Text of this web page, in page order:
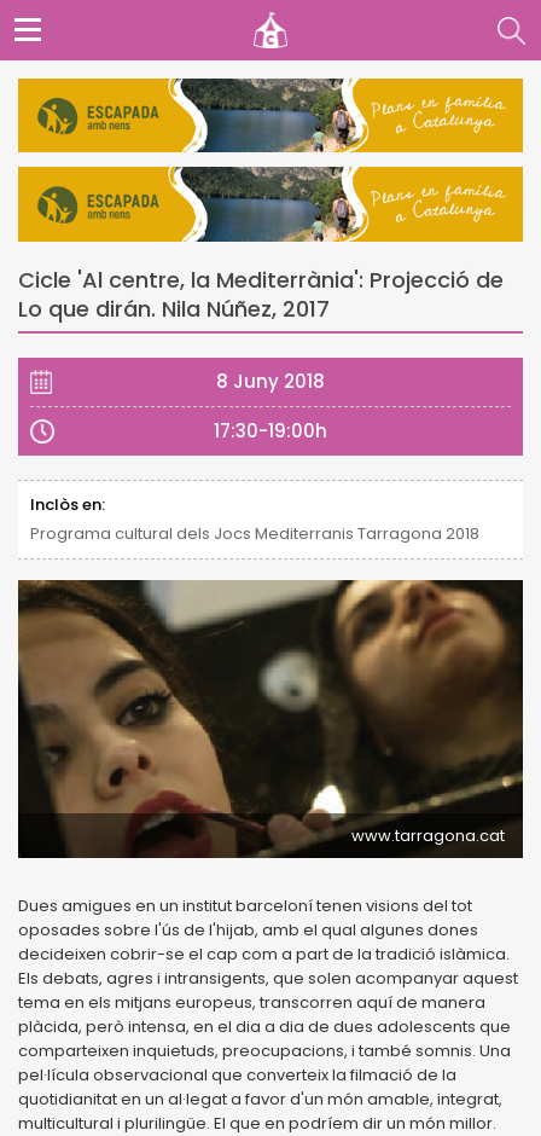
Cicle 'Al centre, la Mediterrània': Projecció de
Lo que dirán. Nila Núñez, 2017
8 Juny 2018
17:30-19:00h
Inclòs en:
Programa cultural dels Jocs Mediterranis Tarragona 2018
www.tarragona.cat
Dues amigues en un institut barceloní tenen visions del tot
oposades sobre l'ús de l'hijab, amb el qual algunes dones
decideixen cobrir-se el cap com a part de la tradició islàmica.
Els debats, agres i intransigents, que solen acompanyar aquest
tema en els mitjans europeus, transcorren aquí de manera
plàcida, però intensa, en el dia a dia de dues adolescents que
comparteixen inquietuds, preocupacions, i també somnis. Una
pel·lícula observacional que converteix la filmació de la
quotidianitat en un al·legat a favor d'un món amable, integrat,
multicultural i plurilingüe. El que en podríem dir un món millor.